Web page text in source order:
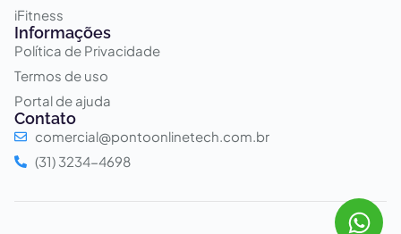
iFitness
Informações
Política de Privacidade
Termos de uso
Portal de ajuda
Contato
comercial@pontoonlinetech.com.br
(31) 3234-4698